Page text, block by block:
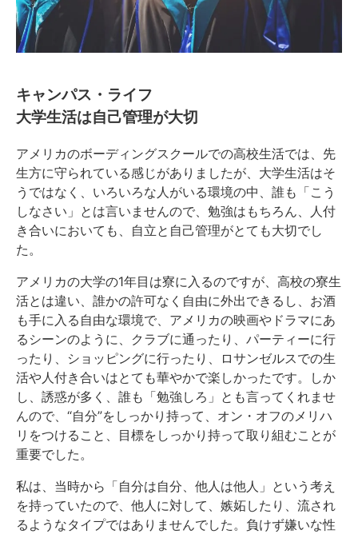
キャンパス・ライフ
大学生活は自己管理が大切
アメリカのボーディングスクールでの高校生活では、先
生方に守られている感じがありましたが、大学生活はそ
うではなく、いろいろな人がいる環境の中、誰も「こう
しなさい」とは言いませんので、勉強はもちろん、人付
き合いにおいても、自立と自己管理がとても大切でし
た。
アメリカの大学の1年目は寮に入るのですが、高校の寮生
活とは違い、誰かの許可なく自由に外出できるし、お酒
も手に入る自由な環境で、アメリカの映画やドラマにあ
るシーンのように、クラブに通ったり、パーティーに行
ったり、ショッピングに行ったり、ロサンゼルスでの生
活や人付き合いはとても華やかで楽しかったです。しか
し、誘惑が多く、誰も「勉強しろ」とも言ってくれませ
んので、“自分”をしっかり持って、オン・オフのメリハ
リをつけること、目標をしっかり持って取り組むことが
重要でした。
私は、当時から「自分は自分、他人は他人」という考え
を持っていたので、他人に対して、嫉妬したり、流され
るようなタイプではありませんでした。負けず嫌いな性